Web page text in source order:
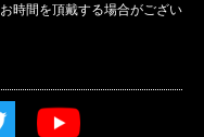
時間を頂戴する場合がござい